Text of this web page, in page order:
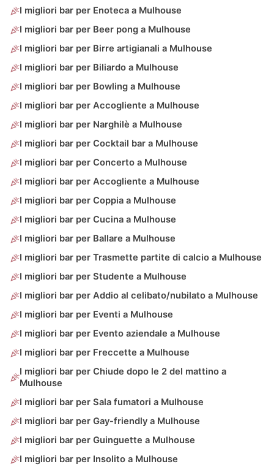
I migliori bar per Enoteca a Mulhouse
I migliori bar per Beer pong a Mulhouse
I migliori bar per Birre artigianali a Mulhouse
I migliori bar per Biliardo a Mulhouse
I migliori bar per Bowling a Mulhouse
I migliori bar per Accogliente a Mulhouse
I migliori bar per Narghilè a Mulhouse
I migliori bar per Cocktail bar a Mulhouse
I migliori bar per Concerto a Mulhouse
I migliori bar per Accogliente a Mulhouse
I migliori bar per Coppia a Mulhouse
I migliori bar per Cucina a Mulhouse
I migliori bar per Ballare a Mulhouse
I migliori bar per Trasmette partite di calcio a Mulhouse
I migliori bar per Studente a Mulhouse
I migliori bar per Addio al celibato/nubilato a Mulhouse
I migliori bar per Eventi a Mulhouse
I migliori bar per Evento aziendale a Mulhouse
I migliori bar per Freccette a Mulhouse
I migliori bar per Chiude dopo le 2 del mattino a
Mulhouse
I migliori bar per Sala fumatori a Mulhouse
I migliori bar per Gay-friendly a Mulhouse
I migliori bar per Guinguette a Mulhouse
I migliori bar per Insolito a Mulhouse